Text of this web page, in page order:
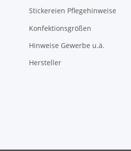
Stickereien Pflegehinweise
Konfektionsgrößen
Hinweise Gewerbe u.ä.
Hersteller